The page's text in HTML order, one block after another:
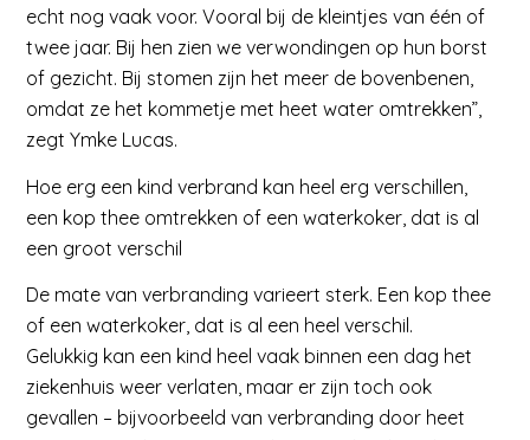
echt nog vaak voor. Vooral bij de kleintjes van één of
twee jaar. Bij hen zien we verwondingen op hun borst
of gezicht. Bij stomen zijn het meer de bovenbenen,
omdat ze het kommetje met heet water omtrekken”,
zegt Ymke Lucas.
Hoe erg een kind verbrand kan heel erg verschillen,
een kop thee omtrekken of een waterkoker, dat is al
een groot verschil
De mate van verbran­ding varieert sterk. Een kop thee
of een waterkoker, dat is al een heel verschil.
Gelukkig kan een kind heel vaak binnen een dag het
ziekenhuis weer verlaten, maar er zijn toch ook
gevallen – bijvoorbeeld van verbranding door heet